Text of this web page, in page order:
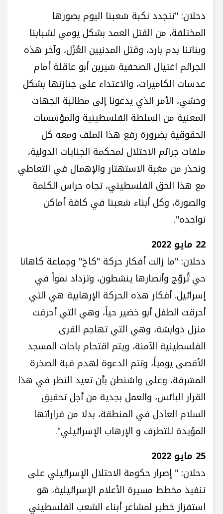
دحلان: "تتجدد نكبة شعبنا اليوم بصورها
المختلفة، من القتل العمد بشكل يومي لشبابنا
وبناتنا بدم بارد، وقتل المدنيين العُزّل، وآخر هذه
الجرائم اغتيال الصحفية شيرين أبو عاقلة أمام
عدسات الكاميرات، والاعتداء على جنازتها بشكل
وحشي، الأمر الذي يدعونا إلى مطالبة الجهات
المعنية من السلطة الفلسطينية والمؤسسات
الحقوقية بضرورة رفع هذا الملف ومعه كل
ملفات جرائم الاحتلال لمحكمة الجنايات الدولية،
ونحذر من مغبة الاستهتار والإهمال في التعاطي
مع هذا الحق الفلسطيني، تجاه حراس الكلمة
والصورة، وكل أبناء شعبنا في كافة أماكن
تواجده".
22 مايو 2022
دحلان: "ما زالت أفكار حركة "كاخ" وجماعة كاهانا
حي تُروّج وأنصارها ينشطون، وتزداد نمواً في
إسرائيل. أفكار هذه الحركة الإرهابية هي التي
أحرقت الطفل أبو خضير حياً، وهي التي أحرقت
منزل دوابشة، وهي التي تهاجم القرى
الفلسطينية الآمنة، ويتم اقتحام باحات المسجد
الأقصى يومياً، وتتم الدعوة لهدم قبة الصخرة
المشرفة، وعلى واشنطن بأن تعيد النظر في هذا
القرار البائس، والعمل بجدية من أجل تحقيق
السلام العادل في المنطقة، بدلا من قراراتها
المؤيدة للتطرف و الإرهاب الإسرائيلي".
25 مايو 2022
دحلان: " إصرار حكومة الاحتلال الإسرائيلي على
تنفيذ مخطط مسيرة الأعلام الإسرائيلية، هو
استفزاز خطير لمشاعر أبناء الشعب الفلسطيني